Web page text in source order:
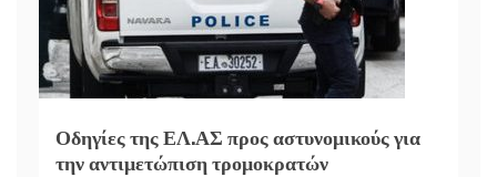
Οδηγίες της ΕΛ.ΑΣ προς αστυνομικούς για
την αντιμετώπιση τρομοκρατών